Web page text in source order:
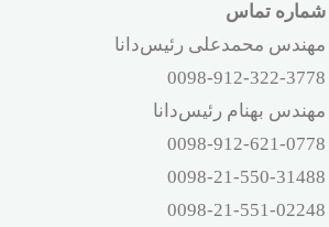
شماره تماس
مهندس محمدعلی رئیس‌دانا
0098-912-322-3778
مهندس بهنام رئیس‌دانا
0098-912-621-0778
0098-21-550-31488
0098-21-551-02248